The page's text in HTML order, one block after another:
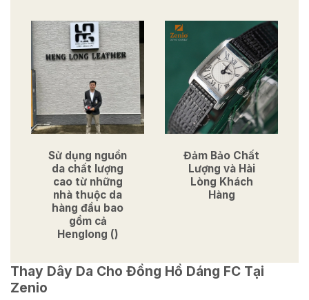
Sử dụng nguồn
da chất lượng
cao từ những
nhà thuộc da
hàng đầu bao
gồm cả
Henglong ()
Đảm Bảo Chất
Lượng và Hài
Lòng Khách
Hàng
Thay Dây Da Cho Đồng Hồ Dáng FC Tại
Zenio